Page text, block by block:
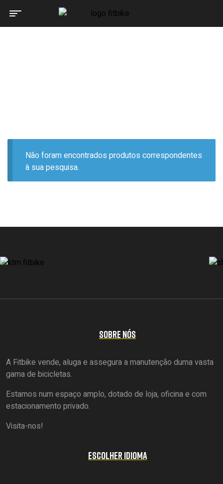
Home Page Produtos etiquetados com “29" MTB”
Não foram encontrados produtos correspondentes
à sua pesquisa.
SOBRE NÓS
A Fitbike vende, aluga e assegura a manutenção duma vasta
gama de bicicletas.
Estamos num espaço amplo, dotado de loja, oficina e com
estacionamento privado.
Visita-nos!
ESCOLHER IDIOMA